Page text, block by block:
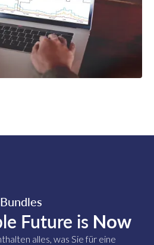
Bundles
Future is Now
alles, was Sie für eine